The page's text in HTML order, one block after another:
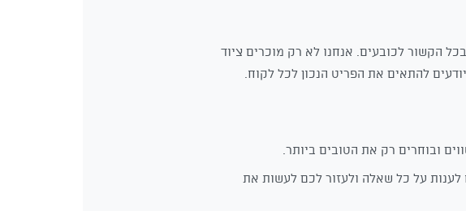
הקשור לכובעים. אנחנו לא רק מוכרים ציוד
להתאים את הפריט הנכון לכל לקוח.
ובוחרים רק את הטובים ביותר.
על כל שאלה ולעזור לכם לעשות את